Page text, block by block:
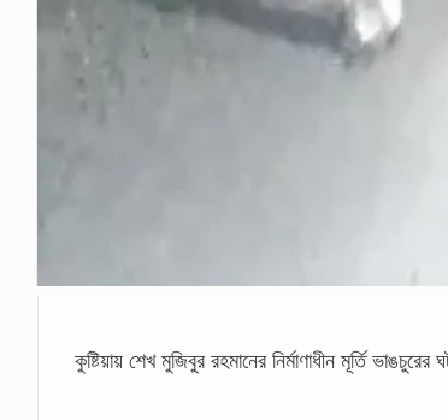
কুষ্টিয়ায় শেখ মুজিবুর রহমানের নির্মাণাধীন মূর্তি